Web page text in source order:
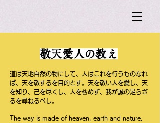
敬天愛人の教え
道は天地自然の物にして、人はこれを行うものなれ
ば、天を敬するを目的とす。天を敬い人を愛し、天
を知り、己を尽くし、人を咎めず、我が誠の足らざ
るを尋ねるべし。
The way is made of heaven, earth and nature,